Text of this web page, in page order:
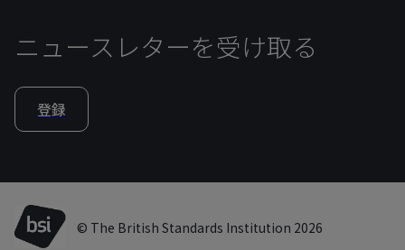
ニュースレターを受け取る
登録
© The British Standards Institution 2026